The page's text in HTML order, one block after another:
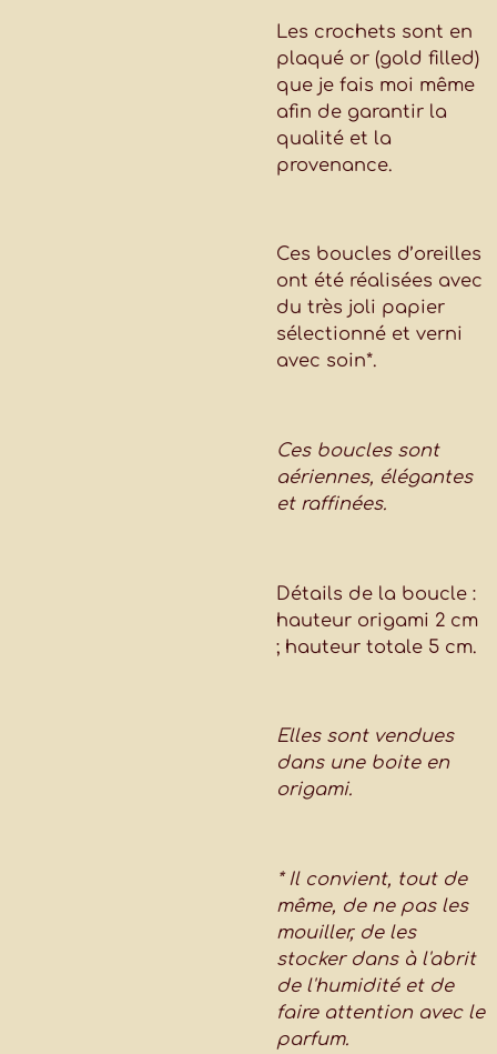
Les crochets sont en
plaqué or (gold filled)
que je fais moi même
afin de garantir la
qualité et la
provenance.
Ces boucles d’oreilles
ont été réalisées avec
du très joli papier
sélectionné et verni
avec soin*.
Ces boucles sont
aériennes, élégantes
et raffinées.
Détails de la boucle :
hauteur origami 2 cm
; hauteur totale 5 cm.
Elles sont vendues
dans une boite en
origami.
* Il convient, tout de
même, de ne pas les
mouiller, de les
stocker dans à l'abrit
de l'humidité et de
faire attention avec le
parfum.